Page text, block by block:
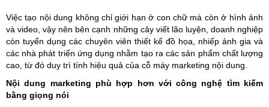
Việc tạo nội dung không chỉ giới hạn ở con chữ mà còn ở hình ảnh
và video, vậy nên bên cạnh những cây viết lão luyện, doanh nghiệp
còn tuyển dụng các chuyên viên thiết kế đồ họa, nhiếp ảnh gia và
các nhà phát triển ứng dụng nhằm tạo ra các sản phẩm chất lượng
cao, từ đó duy trì tính hiệu quả của cỗ máy marketing nội dung.
Nội dung marketing phù hợp hơn với công nghệ tìm kiếm
bằng giọng nói